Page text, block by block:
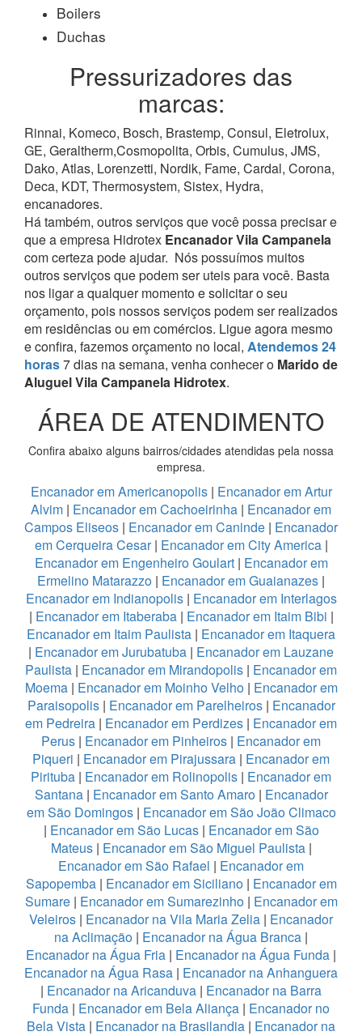
Boilers
Duchas
Pressurizadores das
marcas:
Rinnai, Komeco, Bosch, Brastemp, Consul, Eletrolux,
GE, Geraltherm,Cosmopolita, Orbis, Cumulus, JMS,
Dako, Atlas, Lorenzetti, Nordik, Fame, Cardal, Corona,
Deca, KDT, Thermosystem, Sistex, Hydra,
encanadores.
Há também, outros serviços que você possa precisar e
que a empresa Hidrotex Encanador Vila Campanela
com certeza pode ajudar. Nós possuímos muitos
outros serviços que podem ser uteis para você. Basta
nos ligar a qualquer momento e solicitar o seu
orçamento, pois nossos serviços podem ser realizados
em residências ou em comércios. Ligue agora mesmo
e confira, fazemos orçamento no local, Atendemos 24
horas7 dias na semana, venha conhecer o Marido de
Aluguel Vila Campanela Hidrotex.
ÁREA DE ATENDIMENTO
Confira abaixo alguns bairros/cidades atendidas pela nossa
empresa.
Encanador em Americanopolis | Encanador em Artur
Alvim | Encanador em Cachoeirinha | Encanador em
Campos Eliseos | Encanador em Caninde | Encanador
em Cerqueira Cesar| Encanador em City America |
Encanador em Engenheiro Goulart | Encanador em
Ermelino Matarazzo | Encanador em Guaianazes |
Encanador em Indianopolis| Encanador em Interlagos
| Encanador em Itaberaba| Encanador em Itaim Bibi |
Encanador em Itaim Paulista | Encanador em Itaquera
| Encanador em Jurubatuba | Encanador em Lauzane
Paulista | Encanador em Mirandopolis | Encanador em
Moema| Encanador em Moinho Velho | Encanador em
Paraisopolis| Encanador em Parelheiros| Encanador
em Pedreira | Encanador em Perdizes | Encanador em
Perus | Encanador em Pinheiros | Encanador em
Piqueri | Encanador em Pirajussara | Encanador em
Pirituba | Encanador em Rolinopolis | Encanador em
Santana| Encanador em Santo Amaro| Encanador
em São Domingos| Encanador em São João Climaco
| Encanador em São Lucas| Encanador em São
Mateus | Encanador em São Miguel Paulista|
Encanador em São Rafael | Encanador em
Sapopemba | Encanador em Siciliano| Encanador em
Sumare| Encanador em Sumarezinho| Encanador em
Veleiros | Encanador na Vila Maria Zelia | Encanador
na Aclimação | Encanador na Água Branca |
Encanador na Água Fria | Encanador na Água Funda |
Encanador na Água Rasa | Encanador na Anhanguera
| Encanador na Aricanduva | Encanador na Barra
Funda | Encanador em Bela Aliança | Encanador no
Bela Vista | Encanador na Brasilandia | Encanador na